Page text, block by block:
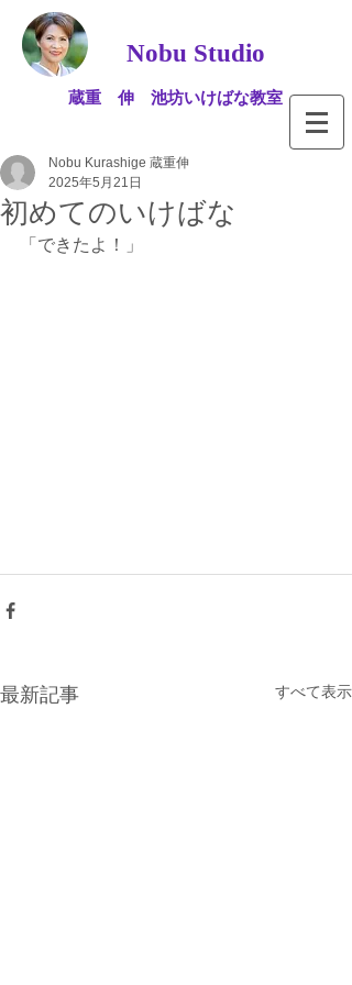
Nobu Studio
蔵重 伸 池坊いけばな教室
初めてのいけばな
Nobu Kurashige 蔵重伸
2025年5月21日
「できたよ！」
最新記事 すべて表示